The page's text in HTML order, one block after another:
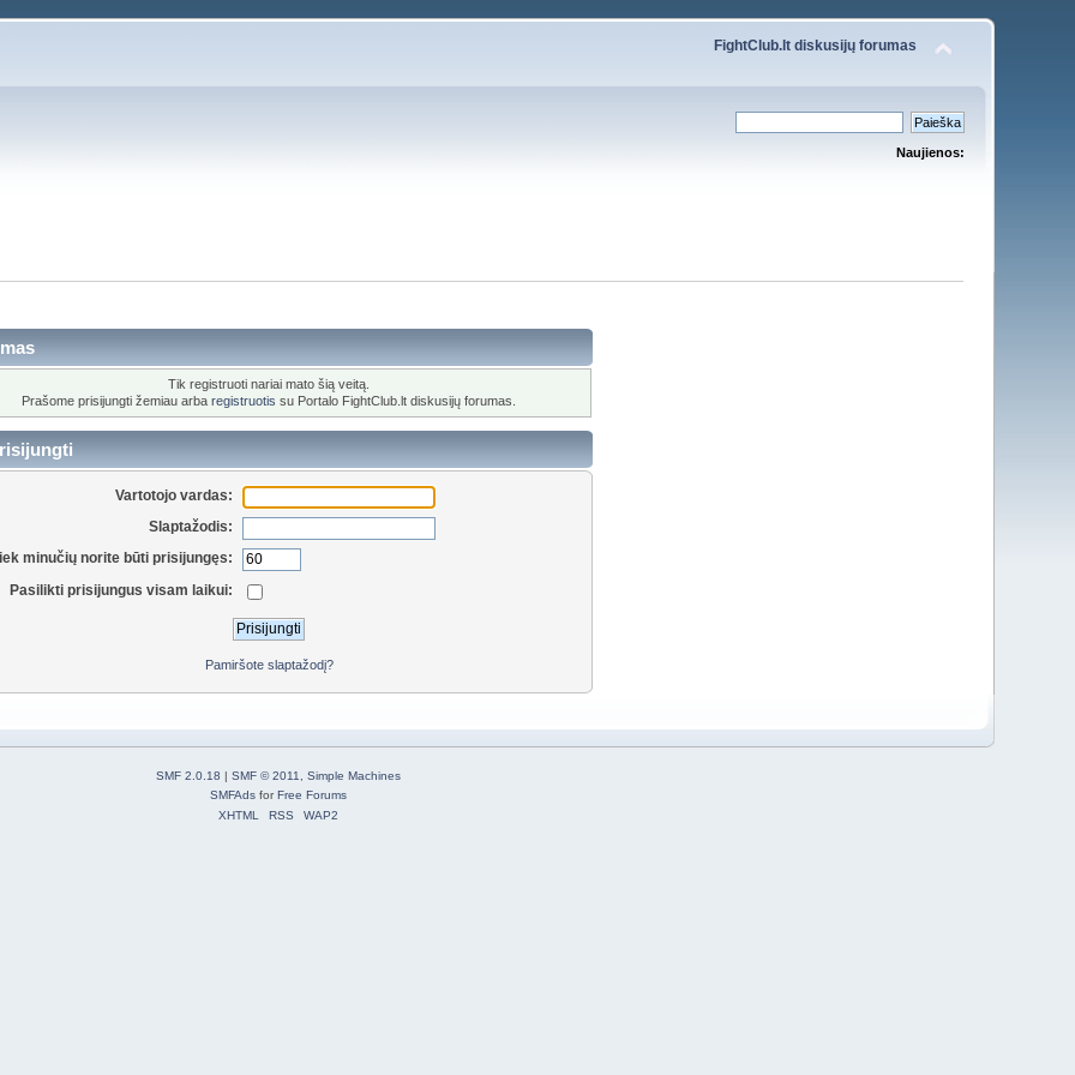
FightClub.lt diskusijų forumas
Naujienos:
Tik registruoti nariai mato šią veitą.
Prašome prisijungti žemiau arba registruotis su Portalo FightClub.lt diskusijų forumas.
Vartotojo vardas:
Slaptažodis:
minučių norite būti prisijungęs:
Pasilikti prisijungus visam laikui:
Pamiršote slaptažodį?
SMF 2.0.18 | SMF © 2011
Simple Machines
SMFAdsforFree Forums
XHTML
RSS WAP2